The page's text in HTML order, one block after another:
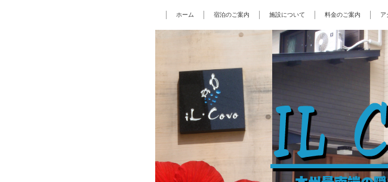
ホーム 宿泊のご案内 施設について 料金のご案内 ア